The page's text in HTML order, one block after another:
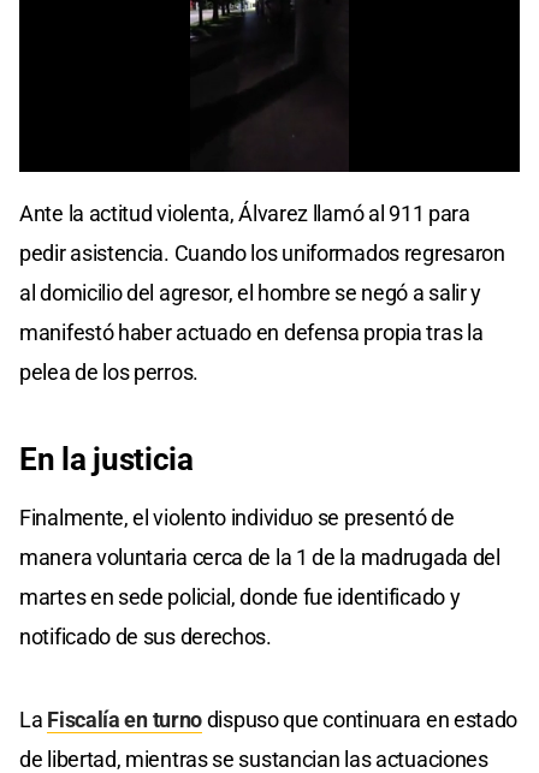
of
seconds
Ante la actitud violenta, Álvarez llamó al 911 para
pedir asistencia. Cuando los uniformados regresaron
al domicilio del agresor, el hombre se negó a salir y
manifestó haber actuado en defensa propia tras la
pelea de los perros.
En la justicia
Finalmente, el violento individuo se presentó de
manera voluntaria cerca de la 1 de la madrugada del
martes en sede policial, donde fue identificado y
notificado de sus derechos.
La Fiscalía en turnodispuso que continuara en estado
de libertad, mientras se sustancian las actuaciones